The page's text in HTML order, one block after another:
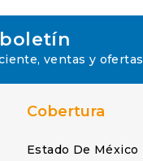
ventas y ofertas
Cobertura
Estado De México